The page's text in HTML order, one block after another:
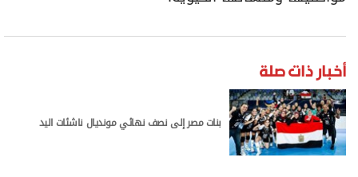
أخبار ذات صلة
بنات مصر إلى نصف نهائي مونديال ناشئات اليد